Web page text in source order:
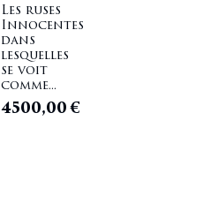
Les ruses
Innocentes
dans
lesquelles
se voit
comme...
4500,00€